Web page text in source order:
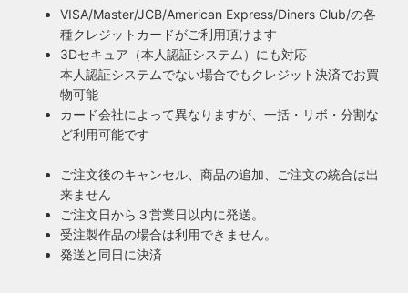
VISA/Master/JCB/American Express/Diners Club/の各
種クレジットカードがご利用頂けます
3Dセキュア（本人認証システム）にも対応
本人認証システムでない場合でもクレジット決済でお買
物可能
カード会社によって異なりますが、一括・リボ・分割な
ど利用可能です
ご注文後のキャンセル、商品の追加、ご注文の統合は出
来ません
ご注文日から３営業日以内に発送。
受注製作品の場合は利用できません。
発送と同日に決済